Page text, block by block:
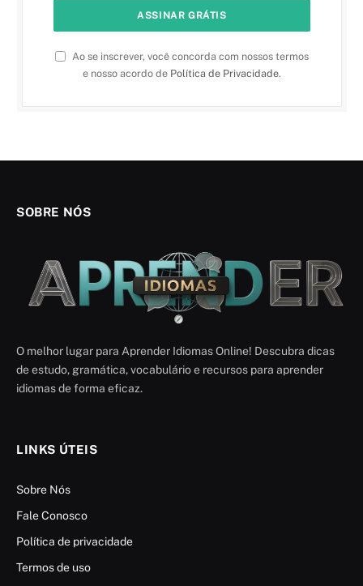
Ao se inscrever, você concorda com nossos termos
e nosso acordo de Política de Privacidade.
SOBRE NÓS
O melhor lugar para Aprender Idiomas Online! Descubra dicas
de estudo, gramática, vocabulário e recursos para aprender
idiomas de forma eficaz.
LINKS ÚTEIS
Sobre Nós
Fale Conosco
Política de privacidade
Termos de uso